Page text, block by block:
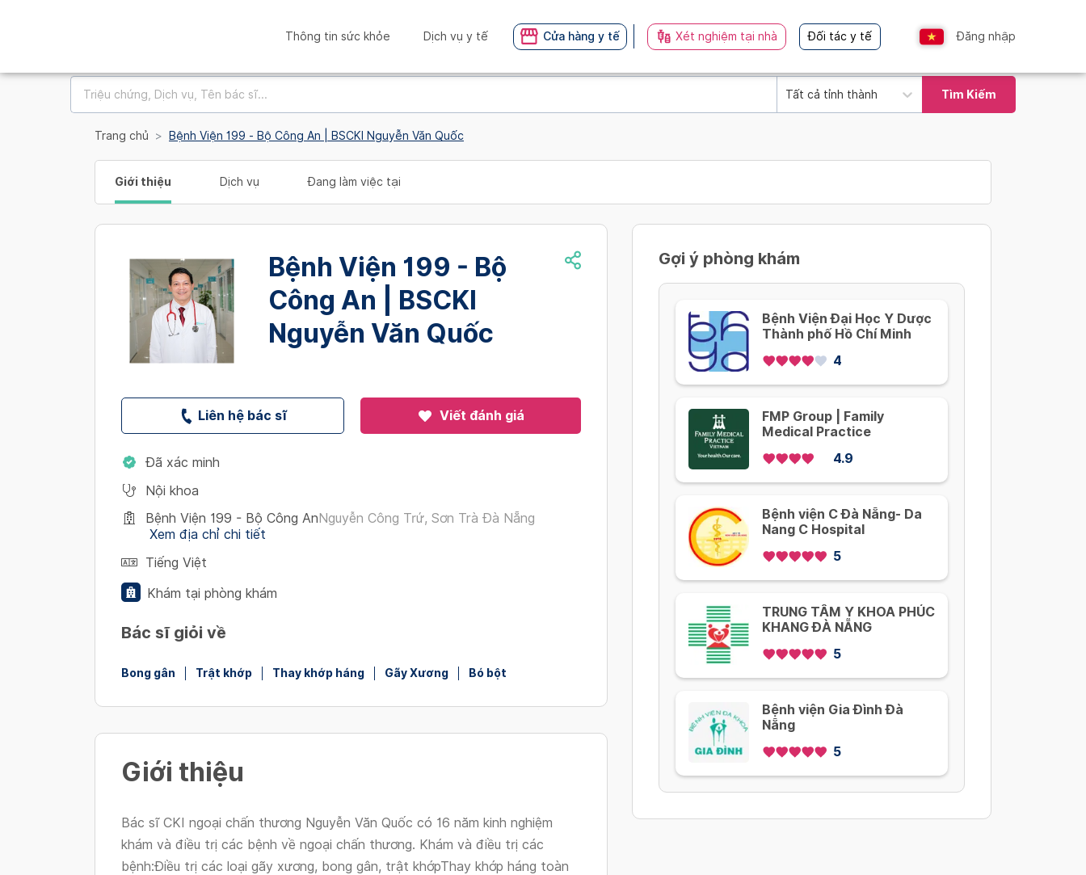
Thông tin sức khỏe Dịch vụ y tế Cửa hàng y tế Xét nghiệm tại nhà Đối tác y tế Đăng nhập
Tất cả tỉnh thành Tìm Kiếm
Trang chủ Bệnh Viện 199 - Bộ Công An | BSCKI Nguyễn Văn Quốc
Giới thiệu Dịch vụ Đang làm việc tại
Bệnh Viện 199 - Bộ
Công An | BSCKI
Nguyễn Văn Quốc
Liên hệ bác sĩ Viết đánh giá
Đã xác minh
Nội khoa
Bệnh Viện 199 - Bộ Công AnNguyễn Công Trứ, Sơn Trà Đà Nẵng
Xem địa chỉ chi tiết
Tiếng Việt
Khám tại phòng khám
Bác sĩ giỏi về
Bong gân Trật khớp Thay khớp háng Gãy Xương Bó bột
Giới thiệu
Bác sĩ CKI ngoại chấn thương Nguyễn Văn Quốc có 16 năm kinh nghiệm
khám và điều trị các bệnh về ngoại chấn thương. Khám và điều trị các
bệnh:Điều trị các loại gãy xương, bong gân, trật khớpThay khớp háng toàn
Gợi ý phòng khám
Bệnh Viện Đại Học Y Dược
Thành phố Hồ Chí Minh
4
FMP Group | Family
Medical Practice
4.9
Bệnh viện C Đà Nẵng- Da
Nang C Hospital
5
TRUNG TÂM Y KHOA PHÚC
KHANG ĐÀ NẴNG
5
Bệnh viện Gia Đình Đà
Nẵng
5